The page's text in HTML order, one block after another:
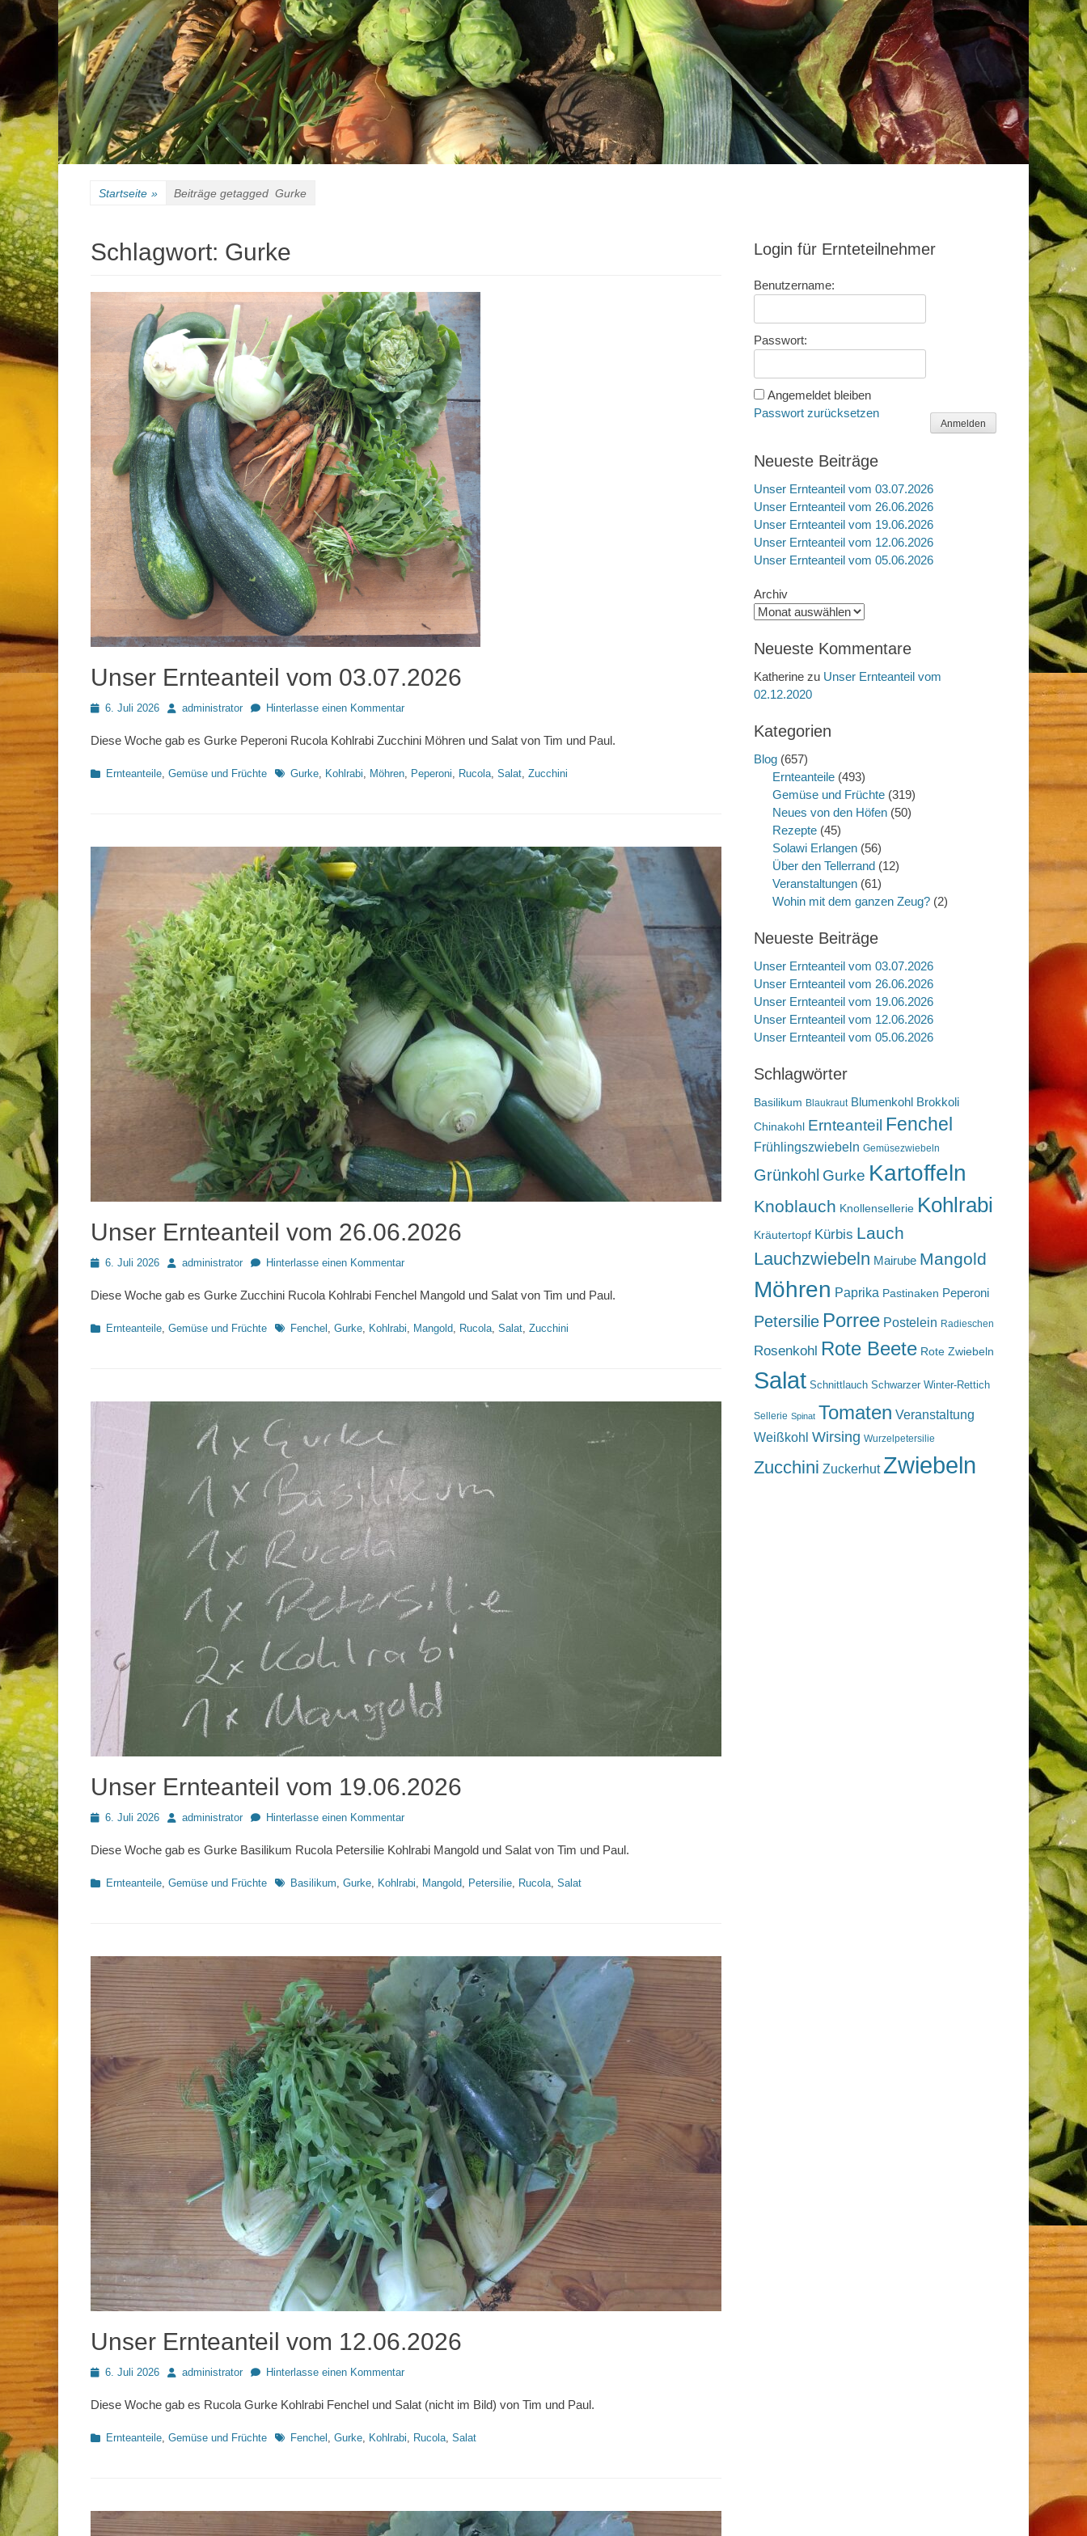
Startseite » Beiträge getagged Gurke
Schlagwort: Gurke
Unser Ernteanteil vom 03.07.2026
Posted6. Juli 2026 Autoradministrator Hinterlasse einen Kommentar
Diese Woche gab es Gurke Peperoni Rucola Kohlrabi Zucchini Möhren und Salat von Tim und Paul.
Kategorien
Ernteanteile, Gemüse und Früchte Schlagworte
Gurke, Kohlrabi, Möhren, Peperoni, Rucola, Salat, Zucchini
Unser Ernteanteil vom 26.06.2026
Posted6. Juli 2026 Autoradministrator Hinterlasse einen Kommentar
Diese Woche gab es Gurke Zucchini Rucola Kohlrabi Fenchel Mangold und Salat von Tim und Paul.
Kategorien
Ernteanteile, Gemüse und Früchte Schlagworte
Fenchel , Gurke, Kohlrabi, Mangold, Rucola, Salat, Zucchini
Unser Ernteanteil vom 19.06.2026
Posted6. Juli 2026 Autoradministrator Hinterlasse einen Kommentar
Diese Woche gab es Gurke Basilikum Rucola Petersilie Kohlrabi Mangold und Salat von Tim und Paul.
Kategorien
Ernteanteile, Gemüse und Früchte Schlagworte
Basilikum, Gurke, Kohlrabi, Mangold, Petersilie, Rucola, Salat
Unser Ernteanteil vom 12.06.2026
Posted6. Juli 2026 Autoradministrator Hinterlasse einen Kommentar
Diese Woche gab es Rucola Gurke Kohlrabi Fenchel und Salat (nicht im Bild) von Tim und Paul.
Kategorien
Ernteanteile, Gemüse und Früchte Schlagworte
Fenchel , Gurke, Kohlrabi, Rucola, Salat
Login für Ernteteilnehmer
Benutzername:
Passwort:
Angemeldet bleiben
Anmelden
Passwort zurücksetzen
Neueste Beiträge
Unser Ernteanteil vom 03.07.2026
Unser Ernteanteil vom 26.06.2026
Unser Ernteanteil vom 19.06.2026
Unser Ernteanteil vom 12.06.2026
Unser Ernteanteil vom 05.06.2026
Archiv
Neueste Kommentare
Katherine zu Unser Ernteanteil vom
02.12.2020
Kategorien
Blog (657)
Ernteanteile(493)
Gemüse und Früchte(319)
Neues von den Höfen(50)
Rezepte(45)
Solawi Erlangen(56)
Über den Tellerrand(12)
Veranstaltungen(61)
Wohin mit dem ganzen Zeug?(2)
Neueste Beiträge
Unser Ernteanteil vom 03.07.2026
Unser Ernteanteil vom 26.06.2026
Unser Ernteanteil vom 19.06.2026
Unser Ernteanteil vom 12.06.2026
Unser Ernteanteil vom 05.06.2026
Schlagwörter
Basilikum Blaukraut Blumenkohl Brokkoli
Chinakohl Ernteanteil Fenchel
Frühlingszwiebeln Gemüsezwiebeln
Grünkohl Gurke Kartoffeln
Knoblauch Knollensellerie Kohlrabi
Kräutertopf Kürbis Lauch
Lauchzwiebeln Mairube Mangold
Möhren Paprika Pastinaken Peperoni
Petersilie Porree Postelein Radieschen
Rosenkohl Rote Beete Rote Zwiebeln
Salat Schnittlauch Schwarzer Winter-Rettich
Sellerie Spinat Tomaten Veranstaltung
Weißkohl Wirsing Wurzelpetersilie
Zucchini Zuckerhut Zwiebeln